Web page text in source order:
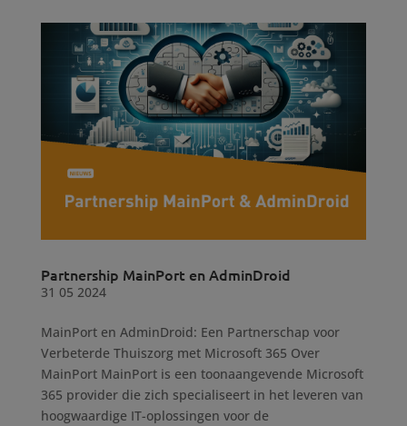
Partnership MainPort en AdminDroid
31 05 2024
MainPort en AdminDroid: Een Partnerschap voor
Verbeterde Thuiszorg met Microsoft 365 Over
MainPort MainPort is een toonaangevende Microsoft
365 provider die zich specialiseert in het leveren van
hoogwaardige IT-oplossingen voor de